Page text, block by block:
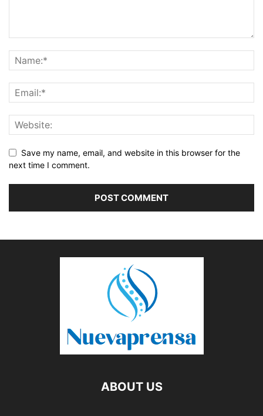
Save my name, email, and website in this browser for the
next time I comment.
ABOUT US